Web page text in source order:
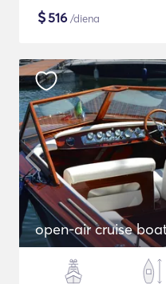
$516 /diena
open-air cruise